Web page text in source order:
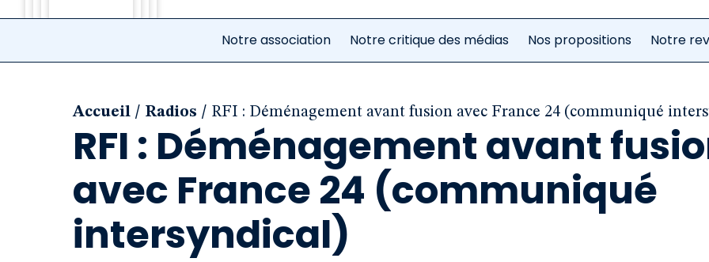
Notre association Notre critique des médias Nos propositions Notre
Accueil / Radios / RFI : Déménagement avant fusion avec France 24 (communiqué
RFI : Déménagement avant
avec France 24 (communiqué
intersyndical)